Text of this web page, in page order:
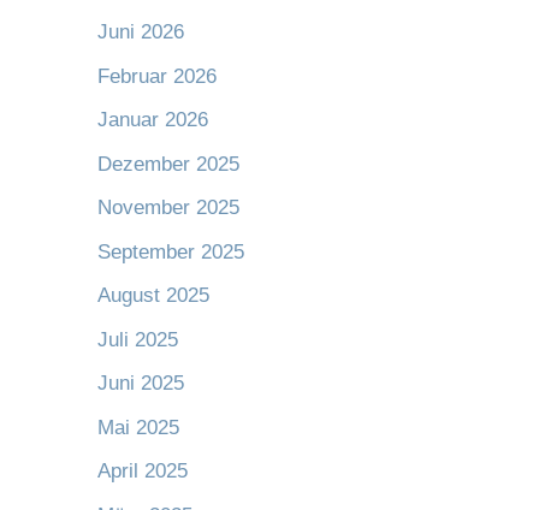
Juni 2026
Februar 2026
Januar 2026
Dezember 2025
November 2025
September 2025
August 2025
Juli 2025
Juni 2025
Mai 2025
April 2025